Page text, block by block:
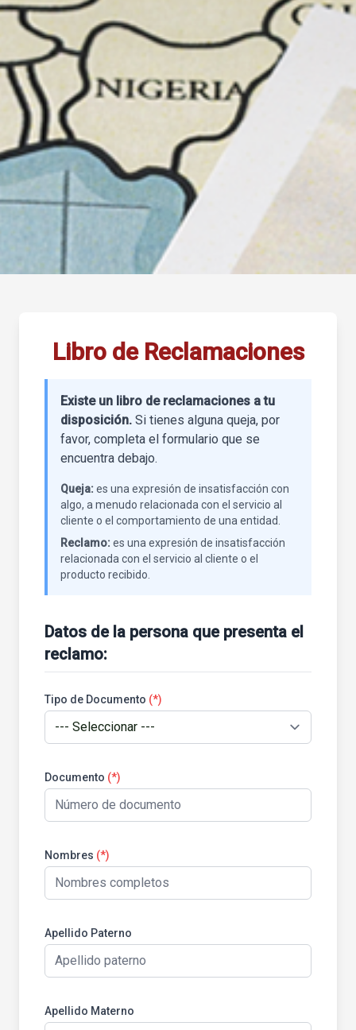
Libro de Reclamaciones
Existe un libro de reclamaciones a tu
disposición. Si tienes alguna queja, por
favor, completa el formulario que se
encuentra debajo.
Queja:es una expresión de insatisfacción con
algo, a menudo relacionada con el servicio al
cliente o el comportamiento de una entidad.
Reclamo:es una expresión de insatisfacción
relacionada con el servicio al cliente o el
producto recibido.
Datos de la persona que presenta el
reclamo:
Tipo de Documento (*)
Documento (*)
Nombres (*)
Apellido Paterno
Apellido Materno